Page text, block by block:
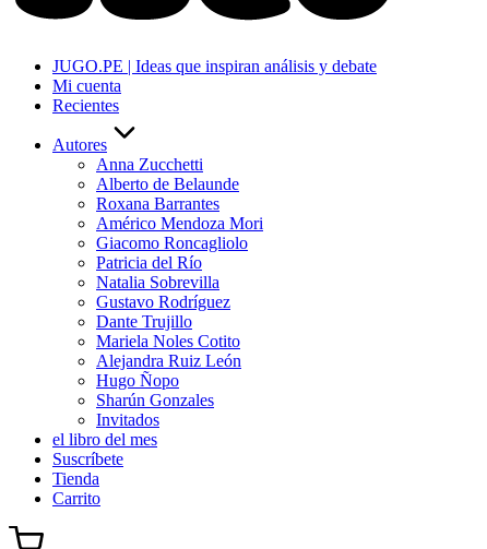
JUGO.PE | Ideas que inspiran análisis y debate
Mi cuenta
Recientes
Autores
Anna Zucchetti
Alberto de Belaunde
Roxana Barrantes
Américo Mendoza Mori
Giacomo Roncagliolo
Patricia del Río
Natalia Sobrevilla
Gustavo Rodríguez
Dante Trujillo
Mariela Noles Cotito
Alejandra Ruiz León
Hugo Ñopo
Sharún Gonzales
Invitados
el libro del mes
Suscríbete
Tienda
Carrito